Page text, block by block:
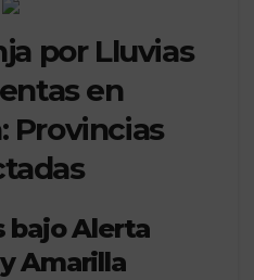
por Lluvias
en
Provincias
bajo Alerta
Amarilla